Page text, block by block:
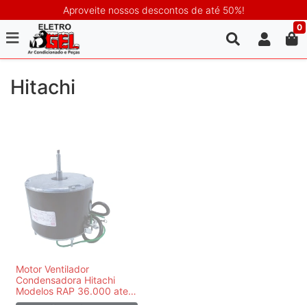
Aproveite nossos descontos de até 50%!
0
Hitachi
Motor Ventilador
Condensadora Hitachi
Modelos RAP 36.000 ate
60.000 Btus D43346A -